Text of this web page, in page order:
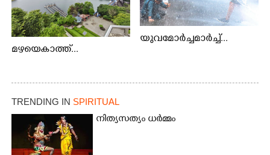
മഴയെകാത്ത്...
യുവമോർച്ചമാർച്ച്...
TRENDING IN SPIRITUAL
നിത്യസത്യം ധർമ്മം